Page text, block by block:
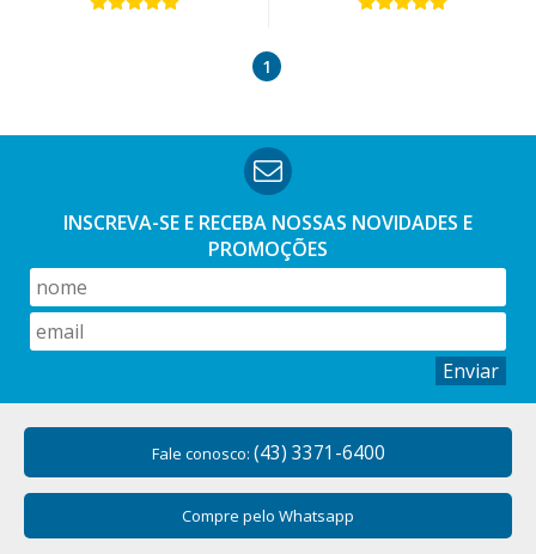
1
INSCREVA-SE E RECEBA NOSSAS NOVIDADES E
PROMOÇÕES
Enviar
Fale conosco: (43) 3371-6400
Compre pelo Whatsapp